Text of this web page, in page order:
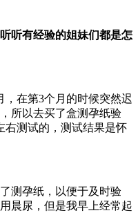
听有经验的姐妹们都是怎
，在第3个月的时候突然迟
所以去买了盒测孕纸验
右测试的，测试结果是怀
测孕纸，以便于及时验
晨尿，但是我早上经常起